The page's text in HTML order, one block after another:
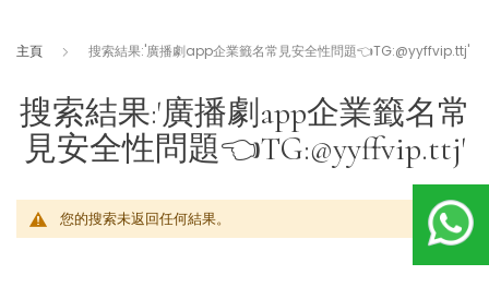
主頁 搜索結果:'廣播劇app企業籤名常見安全性問題👈TG:@yyffvip.ttj'
搜索結果:'廣播劇app企業籤名常
見安全性問題👈TG:@yyffvip.ttj'
您的搜索未返回任何結果。